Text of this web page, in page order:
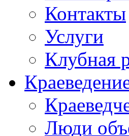
Контакты
Услуги
Клубная
Люди